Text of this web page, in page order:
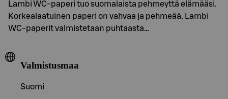
Lambi WC-paperi tuo suomalaista pehmeyttä elämääsi.
Korkealaatuinen paperi on vahvaa ja pehmeää. Lambi
WC-paperit valmistetaan puhtaasta…
Valmistusmaa
Suomi